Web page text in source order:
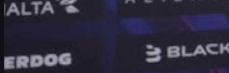
Vitality เตรียมตัวยังไงหลังทัวร์นาเมนต์ที่ Atlanta ที่
ถึงทำให้คุณภาพการเล่นโดยรวมของ
ทุกทีมดูดรอปลงได้
mezii มองฟอร์มตัวเองยังไง และกำลังปรับอะไรใน